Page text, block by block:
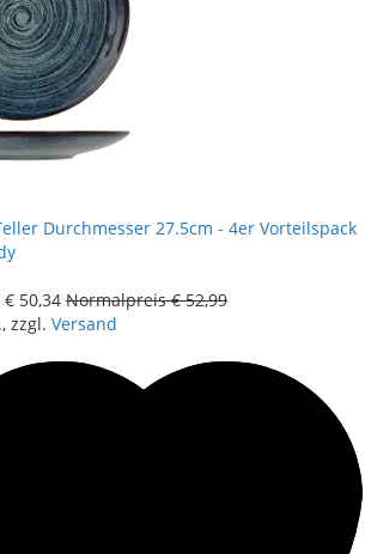
Durchmesser 27.5cm - 4er Vorteilspack
€ 50,34 Normalpreis € 52,99
zzgl. Versand